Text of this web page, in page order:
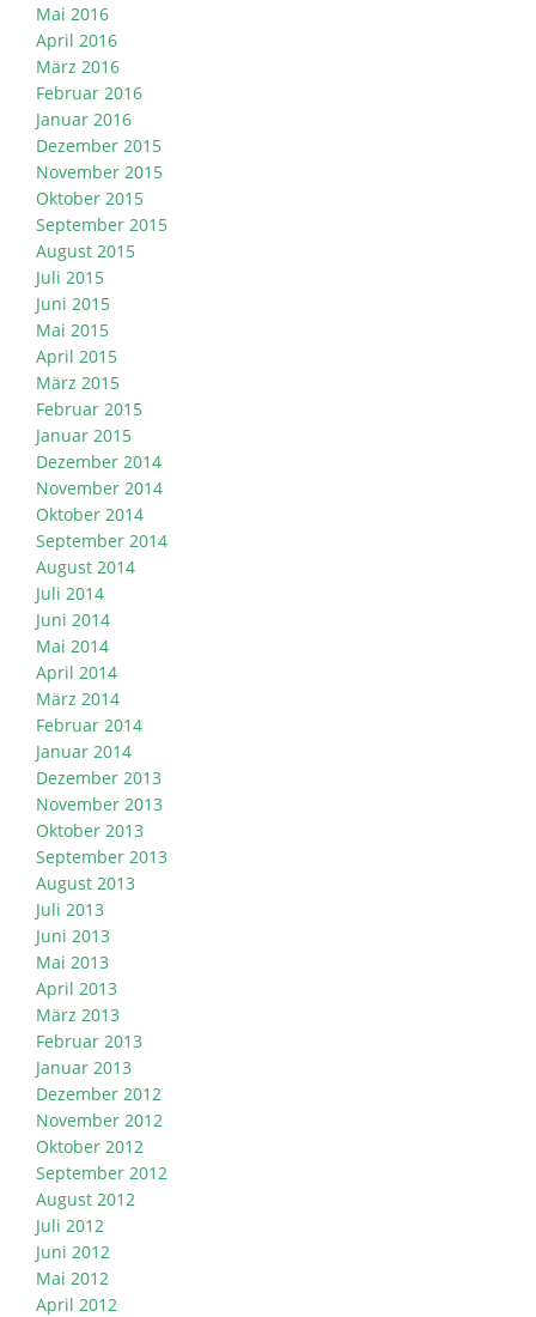
Mai 2016
April 2016
März 2016
Februar 2016
Januar 2016
Dezember 2015
November 2015
Oktober 2015
September 2015
August 2015
Juli 2015
Juni 2015
Mai 2015
April 2015
März 2015
Februar 2015
Januar 2015
Dezember 2014
November 2014
Oktober 2014
September 2014
August 2014
Juli 2014
Juni 2014
Mai 2014
April 2014
März 2014
Februar 2014
Januar 2014
Dezember 2013
November 2013
Oktober 2013
September 2013
August 2013
Juli 2013
Juni 2013
Mai 2013
April 2013
März 2013
Februar 2013
Januar 2013
Dezember 2012
November 2012
Oktober 2012
September 2012
August 2012
Juli 2012
Juni 2012
Mai 2012
April 2012